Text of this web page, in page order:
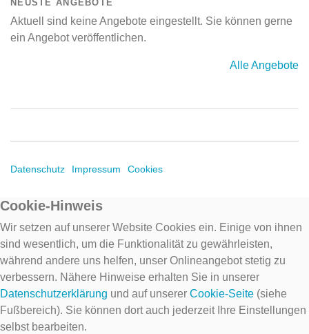
NEUSTE ANGEBOTE
Aktuell sind keine Angebote eingestellt. Sie können gerne
ein Angebot veröffentlichen.
Alle Angebote
Datenschutz Impressum Cookies
Cookie-Hinweis
Wir setzen auf unserer Website Cookies ein. Einige von ihnen
sind wesentlich, um die Funktionalität zu gewährleisten,
während andere uns helfen, unser Onlineangebot stetig zu
verbessern. Nähere Hinweise erhalten Sie in unserer
Datenschutzerklärung und auf unserer Cookie-Seite (siehe
Fußbereich). Sie können dort auch jederzeit Ihre Einstellungen
selbst bearbeiten.